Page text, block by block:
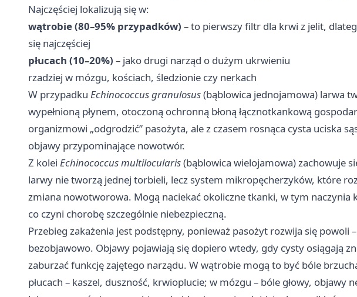
Najczęściej lokalizują się w:
wątrobie (80–95% przypadków) – to pierwszy filtr dla krwi z jelit,
się najczęściej
płucach (10–20%) – jako drugi narząd o dużym ukrwieniu
rzadziej w mózgu, kościach, śledzionie czy nerkach
W przypadku Echinococcus granulosus(bąblowica jednojamowa) larwa
wypełnioną płynem, otoczoną ochronną błoną łącznotkankową
organizmowi „odgrodzić” pasożyta, ale z czasem rosnąca cysta uciska
objawy przypominające nowotwór.
Z kolei Echinococcus multilocularis(bąblowica wielojamowa) zachowuje
larwy nie tworzą jednej torbieli, lecz system mikropęcherzyków, które
zmiana nowotworowa. Mogą naciekać okoliczne tkanki, w tym naczynia
co czyni chorobę szczególnie niebezpieczną.
Przebieg zakażenia jest podstępny, ponieważ pasożyt rozwija się powoli
bezobjawowo. Objawy pojawiają się dopiero wtedy, gdy cysty osiągają
zaburzać funkcję zajętego narządu. W wątrobie mogą to być bóle
płucach – kaszel, duszność, krwioplucie; w mózgu – bóle głowy, objawy